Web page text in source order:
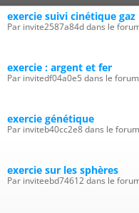
exercie suivi cinétique gaz
Par invite2587a84d dans le
exercie : argent et fer
Par invitedf04a0e5 dans le
exercie génétique
Par inviteb40cc2e8 dans le
exercie sur les sphères
Par inviteebd74612 dans le